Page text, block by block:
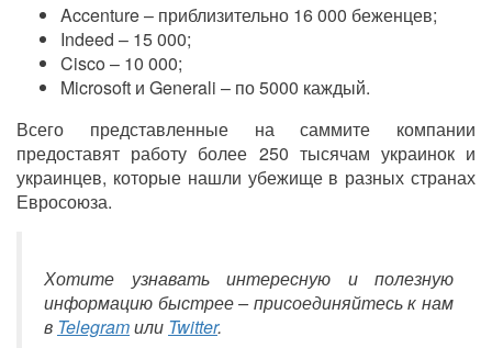
Accenture – приблизительно 16 000 беженцев;
Indeed – 15 000;
Cisco – 10 000;
Microsoft и Generali – по 5000 каждый.
Всего представленные на саммите компании
предоставят работу более 250 тысячам украинок и
украинцев, которые нашли убежище в разных странах
Евросоюза.
Хотите узнавать интересную и полезную
информацию быстрее – присоединяйтесь к нам
в Telegramили Twitter.